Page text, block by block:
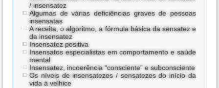
/ insensatez
Algumas de várias deficiências graves de pessoas
insensatas
A receita, o algoritmo, a fórmula básica da sensatez e
da insensatez
Insensatez positiva
Insensatos especialistas em comportamento e saúde
mental
Insensatez, incoerência “consciente” e subconsciente
Os níveis de insensatezes / sensatezes do início da
vida à velhice